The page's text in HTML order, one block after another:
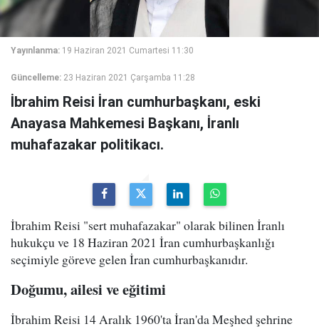
Yayınlanma: 19 Haziran 2021 Cumartesi 11:30
Güncelleme: 23 Haziran 2021 Çarşamba 11:28
İbrahim Reisi İran cumhurbaşkanı, eski
Anayasa Mahkemesi Başkanı, İranlı
muhafazakar politikacı.
İbrahim Reisi "sert muhafazakar" olarak bilinen İranlı
hukukçu ve 18 Haziran 2021 İran cumhurbaşkanlığı
seçimiyle göreve gelen İran cumhurbaşkanıdır.
Doğumu, ailesi ve eğitimi
İbrahim Reisi 14 Aralık 1960'ta İran'da Meşhed şehrine